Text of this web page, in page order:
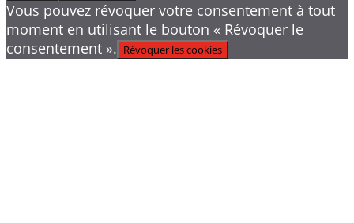
Vous pouvez révoquer votre consentement à tout
moment en utilisant le bouton « Révoquer le
consentement ». Révoquer les cookies